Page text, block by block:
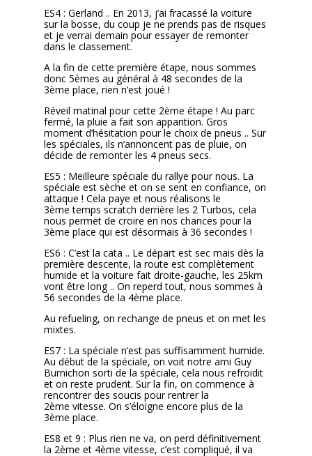
ES4 : Gerland .. En 2013, j’ai fracassé la voiture
sur la bosse, du coup je ne prends pas de risques
et je verrai demain pour essayer de remonter
dans le classement.
A la fin de cette première étape, nous sommes
donc 5èmes au général à 48 secondes de la
3ème place, rien n’est joué !
Réveil matinal pour cette 2ème étape ! Au parc
fermé, la pluie a fait son apparition. Gros
moment d’hésitation pour le choix de pneus .. Sur
les spéciales, ils n’annoncent pas de pluie, on
décide de remonter les 4 pneus secs.
ES5 : Meilleure spéciale du rallye pour nous. La
spéciale est sèche et on se sent en confiance, on
attaque ! Cela paye et nous réalisons le
3ème temps scratch derrière les 2 Turbos, cela
nous permet de croire en nos chances pour la
3ème place qui est désormais à 36 secondes !
ES6 : C’est la cata .. Le départ est sec mais dès la
première descente, la route est complètement
humide et la voiture fait droite-gauche, les 25km
vont être long .. On reperd tout, nous sommes à
56 secondes de la 4ème place.
Au refueling, on rechange de pneus et on met les
mixtes.
ES7 : La spéciale n’est pas suffisamment humide.
Au début de la spéciale, on voit notre ami Guy
Burnichon sorti de la spéciale, cela nous refroidit
et on reste prudent. Sur la fin, on commence à
rencontrer des soucis pour rentrer la
2ème vitesse. On s’éloigne encore plus de la
3ème place.
ES8 et 9 : Plus rien ne va, on perd définitivement
la 2ème et 4ème vitesse, c’est compliqué, il va